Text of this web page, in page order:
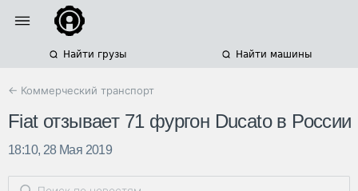
Найти грузы Найти машины
← Коммерческий транспорт
Fiat отзывает 71 фургон Ducato в России
18:10, 28 Мая 2019